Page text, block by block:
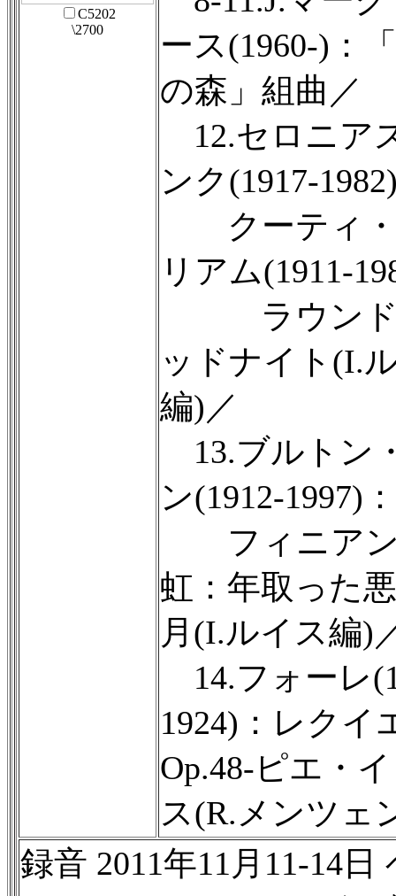
C5202
\2700
ース(1960-)：
の森」組曲／
12.セロニア
ンク(1917-
クーティ・
リアム(1911-
ラウンド
ッドナイト(I.
編)／
13.ブルトン
ン(1912-1997)：
フィニア
虹：年取った
月(I.ルイス編)
14.フォーレ
1924)：レクイ
Op.48-ピエ・
ス(R.メンツェ
録音 2011年11月11-14